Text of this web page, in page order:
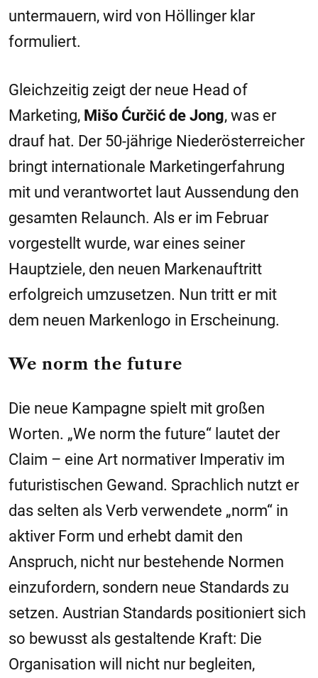
untermauern, wird von Höllinger klar
formuliert.
Gleichzeitig zeigt der neue Head of
Marketing, Mišo Ćurčić de Jong, was er
drauf hat. Der 50-jährige Niederösterreicher
bringt internationale Marketingerfahrung
mit und verantwortet laut Aussendung den
gesamten Relaunch. Als er im Februar
vorgestellt wurde, war eines seiner
Hauptziele, den neuen Markenauftritt
erfolgreich umzusetzen. Nun tritt er mit
dem neuen Markenlogo in Erscheinung.
We norm the future
Die neue Kampagne spielt mit großen
Worten. „We norm the future“ lautet der
Claim – eine Art normativer Imperativ im
futuristischen Gewand. Sprachlich nutzt er
das selten als Verb verwendete „norm“ in
aktiver Form und erhebt damit den
Anspruch, nicht nur bestehende Normen
einzufordern, sondern neue Standards zu
setzen. Austrian Standards positioniert sich
so bewusst als gestaltende Kraft: Die
Organisation will nicht nur begleiten,